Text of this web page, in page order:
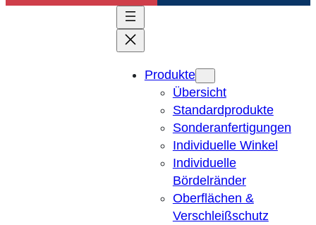
Produkte
Übersicht
Standardprodukte
Sonderanfertigungen
Individuelle Winkel
Individuelle
Bördelränder
Oberflächen &
Verschleißschutz